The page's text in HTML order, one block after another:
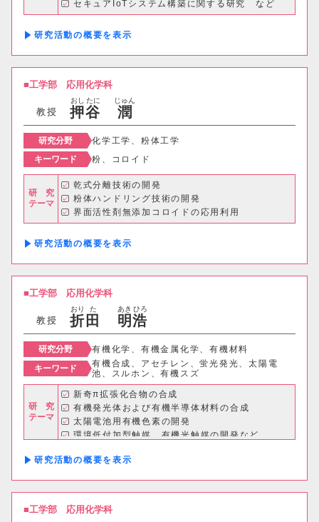
セキュアIoTシステム構築に関する研究 など
研究活動の概要
工学部 応用化学科
教授 押
おし
谷
たに
潤
じゅん
研究分野
化学工学、粉体工学
キーワード
粉、コロイド
研 究
テーマ
乾式分離技術の開発
粉体ハンドリング技術の開発
界面活性剤無添加コロイドの応用利用
研究活動の概要
工学部 応用化学科
教授 折
おり
田
た
明
あき
浩
ひろ
研究分野
有機化学、有機金属化学、有機材料
キーワード
有機合成、アセチレン、蛍光発光、太陽電
池、スルホン、有機スズ
研 究
テーマ
新奇π拡張化合物の合成
有機発光体および有機半導体材料の合成
太陽電池用有機色素の開発
環境低付加型触媒、有機光触媒の開発など
研究活動の概要
工学部 応用化学科
教育学部
初等教育学科 中等教育学科
経営学部
経営学科
獣医学部
獣医学科 獣医保健看護学科
教育推進機構
自然科学教育センター
人文社会科学教育センター
教職支援センター
学生支援機構